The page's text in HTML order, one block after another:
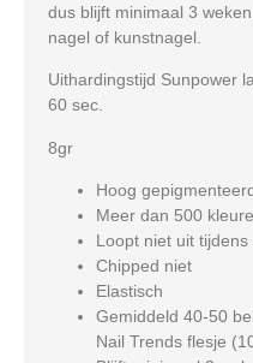
dus blijft minimaal 3
nagel of kunstnagel.
Uithardingstijd Sunpower
60 sec.
8gr
Hoog
Meer dan 500
Loopt niet uit tijdens
Chipped niet
Elastisch
Gemiddeld 40-50
Nail Trends flesje